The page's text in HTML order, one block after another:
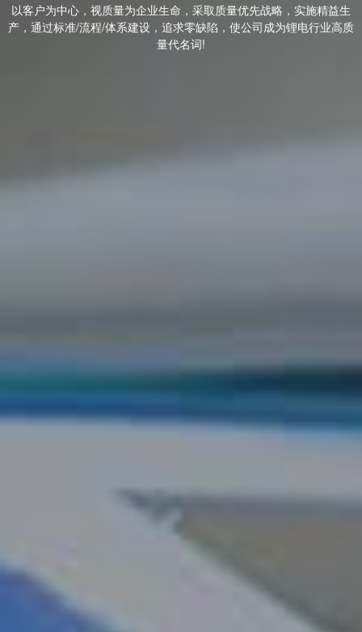
以客户为中心，视质量为企业生命，采取质量优先战略，实施精益生
产，通过标准/流程/体系建设，追求零缺陷，使公司成为锂电行业高质
量代名词!